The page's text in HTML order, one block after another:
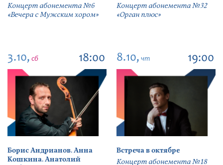
Концерт абонемента №6
«Вечера с Мужским хором»
Концерт абонемента №32
«Орган плюс»
3.10, сб 18:00
Борис Андрианов. Анна
Кошкина. Анатолий
8.10, чт 19:00
Встреча в октябре
Концерт абонемента №18